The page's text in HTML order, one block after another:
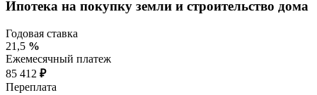
Ипотека на покупку земли и строительство дома
Годовая ставка
21,5 %
Ежемесячный платеж
85 412 ₽
Переплата